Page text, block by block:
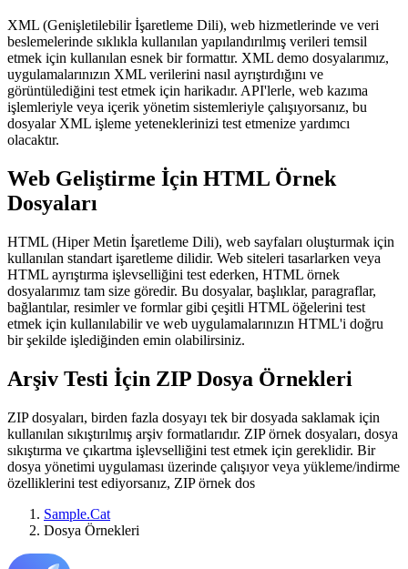
XML (Genişletilebilir İşaretleme Dili), web hizmetlerinde ve veri
beslemelerinde sıklıkla kullanılan yapılandırılmış verileri temsil
etmek için kullanılan esnek bir formattır. XML demo dosyalarımız,
uygulamalarınızın XML verilerini nasıl ayrıştırdığını ve
görüntülediğini test etmek için harikadır. API'lerle, web kazıma
işlemleriyle veya içerik yönetim sistemleriyle çalışıyorsanız, bu
dosyalar XML işleme yeteneklerinizi test etmenize yardımcı
olacaktır.
Web Geliştirme İçin HTML Örnek
Dosyaları
HTML (Hiper Metin İşaretleme Dili), web sayfaları oluşturmak için
kullanılan standart işaretleme dilidir. Web siteleri tasarlarken veya
HTML ayrıştırma işlevselliğini test ederken, HTML örnek
dosyalarımız tam size göredir. Bu dosyalar, başlıklar, paragraflar,
bağlantılar, resimler ve formlar gibi çeşitli HTML öğelerini test
etmek için kullanılabilir ve web uygulamalarınızın HTML'i doğru
bir şekilde işlediğinden emin olabilirsiniz.
Arşiv Testi İçin ZIP Dosya Örnekleri
ZIP dosyaları, birden fazla dosyayı tek bir dosyada saklamak için
kullanılan sıkıştırılmış arşiv formatlarıdır. ZIP örnek dosyaları, dosya
sıkıştırma ve çıkartma işlevselliğini test etmek için gereklidir. Bir
dosya yönetimi uygulaması üzerinde çalışıyor veya yükleme/indirme
özelliklerini test ediyorsanız, ZIP örnek dos
Sample.Cat
Dosya Örnekleri